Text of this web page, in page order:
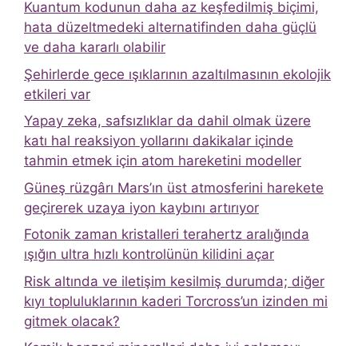
Kuantum kodunun daha az keşfedilmiş biçimi,
hata düzeltmedeki alternatifinden daha güçlü
ve daha kararlı olabilir
Şehirlerde gece ışıklarının azaltılmasının ekolojik
etkileri var
Yapay zeka, safsızlıklar da dahil olmak üzere
katı hal reaksiyon yollarını dakikalar içinde
tahmin etmek için atom hareketini modeller
Güneş rüzgârı Mars’ın üst atmosferini harekete
geçirerek uzaya iyon kaybını artırıyor
Fotonik zaman kristalleri terahertz aralığında
ışığın ultra hızlı kontrolünün kilidini açar
Risk altında ve iletişim kesilmiş durumda; diğer
kıyı topluluklarının kaderi Torcross’un izinden mi
gitmek olacak?